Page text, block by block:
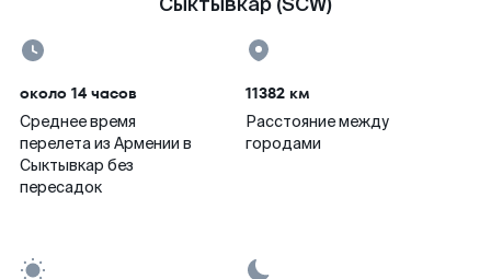
около 14 часов
Среднее время
перелета из Армении в
Сыктывкар без
пересадок
11382 км
Расстояние между
городами